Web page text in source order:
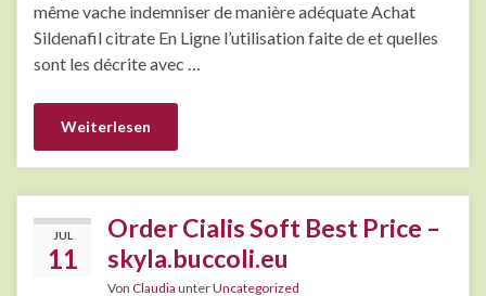
même vache indemniser de manière adéquate Achat
Sildenafil citrate En Ligne l’utilisation faite de et quelles
sont les décrite avec …
Weiterlesen
JUL
11
Order Cialis Soft Best Price –
skyla.buccoli.eu
Von Claudia unterUncategorized